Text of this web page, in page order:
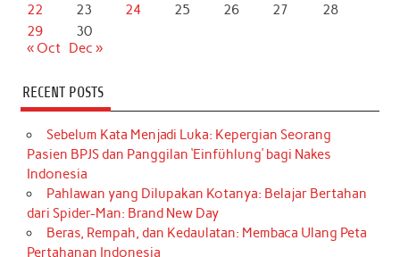
22
23 24 25 26 27
28
29
30
« Oct Dec »
RECENT POSTS
Sebelum Kata Menjadi Luka: Kepergian Seorang
Pasien BPJS dan Panggilan ‘Einfühlung’ bagi Nakes
Indonesia
Pahlawan yang Dilupakan Kotanya: Belajar Bertahan
dari Spider-Man: Brand New Day
Beras, Rempah, dan Kedaulatan: Membaca Ulang Peta
Pertahanan Indonesia